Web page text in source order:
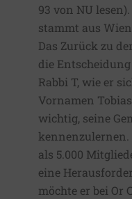
93 von NU
stammt aus
Das Zurück zu
die
Rabbi T, wie er
Vornamen
wichtig, seine
als 5.000
eine
möchte er bei Or